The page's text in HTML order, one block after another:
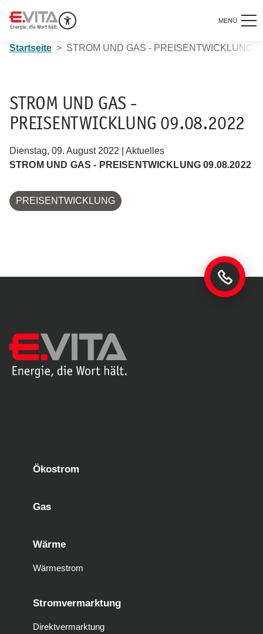
MENÜ
Startseite STROM UND GAS - PREISENTWICKLUNG
STROM UND GAS -
PREISENTWICKLUNG 09.08.2022
Dienstag, 09. August 2022 | Aktuelles
STROM UND GAS - PREISENTWICKLUNG 09.08.2022
PREISENTWICKLUNG
Ökostrom
Gas
Wärme
Wärmestrom
Stromvermarktung
Direktvermarktung